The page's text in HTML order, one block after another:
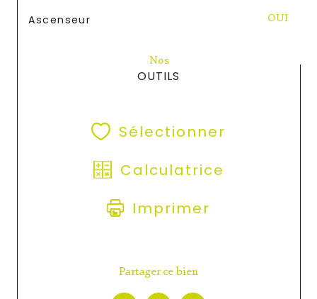
Ascenseur OUI
Nos
OUTILS
Sélectionner
Calculatrice
Imprimer
Partager ce bien